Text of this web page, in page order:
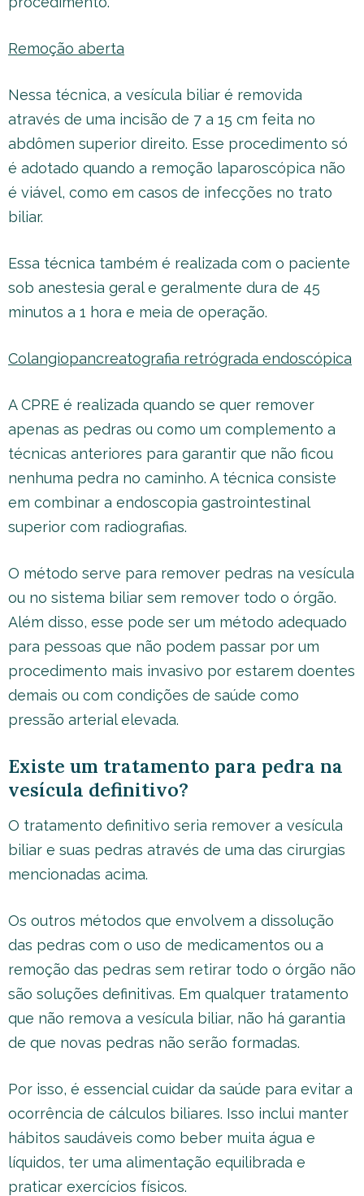
Remoção aberta
Nessa técnica, a vesícula biliar é removida
através de uma incisão de 7 a 15 cm feita no
abdômen superior direito. Esse procedimento só
é adotado quando a remoção laparoscópica não
é viável, como em casos de infecções no trato
biliar.
Essa técnica também é realizada com o paciente
sob anestesia geral e geralmente dura de 45
minutos a 1 hora e meia de operação.
Colangiopancreatografia retrógrada endoscópica
A CPRE é realizada quando se quer remover
apenas as pedras ou como um complemento a
técnicas anteriores para garantir que não ficou
nenhuma pedra no caminho. A técnica consiste
em combinar a endoscopia gastrointestinal
superior com radiografias.
O método serve para remover pedras na vesícula
ou no sistema biliar sem remover todo o órgão.
Além disso, esse pode ser um método adequado
para pessoas que não podem passar por um
procedimento mais invasivo por estarem doentes
demais ou com condições de saúde como
pressão arterial elevada.
Existe um tratamento para pedra na
vesícula definitivo?
O tratamento definitivo seria remover a vesícula
biliar e suas pedras através de uma das cirurgias
mencionadas acima.
Os outros métodos que envolvem a dissolução
das pedras com o uso de medicamentos ou a
remoção das pedras sem retirar todo o órgão não
são soluções definitivas. Em qualquer tratamento
que não remova a vesícula biliar, não há garantia
de que novas pedras não serão formadas.
Por isso, é essencial cuidar da saúde para evitar a
ocorrência de cálculos biliares. Isso inclui manter
hábitos saudáveis como beber muita água e
líquidos, ter uma alimentação equilibrada e
praticar exercícios físicos.